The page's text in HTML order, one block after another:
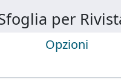
per
Opzioni